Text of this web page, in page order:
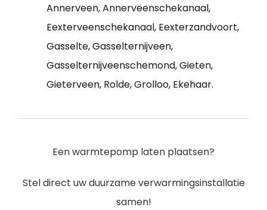
Annerveen, Annerveenschekanaal,
Eexterveenschekanaal, Eexterzandvoort,
Gasselte, Gasselternijveen,
Gasselternijveenschemond, Gieten,
Gieterveen, Rolde, Grolloo, Ekehaar.
Een warmtepomp laten plaatsen?
Stel direct uw duurzame verwarmingsinstallatie
samen!